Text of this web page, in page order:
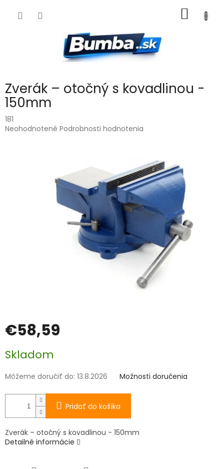
KOŠÍK
Zverák – otočný s kovadlinou -
150mm
181
Priemerné
Neohodnotené Podrobnosti hodnotenia
€58,59
cena:
Skladom
Môžeme doručiť do: 13.8.2026 Možnosti doručenia
Pridať do košíka
Zverák – otočný s kovadlinou - 150mm
Detailné informácie